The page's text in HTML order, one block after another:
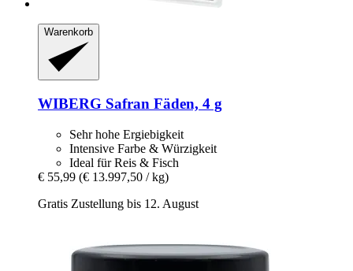
Warenkorb
WIBERG Safran Fäden, 4 g
Sehr hohe Ergiebigkeit
Intensive Farbe & Würzigkeit
Ideal für Reis & Fisch
€ 55,99 (€ 13.997,50 / kg)
Gratis Zustellung bis 12. August